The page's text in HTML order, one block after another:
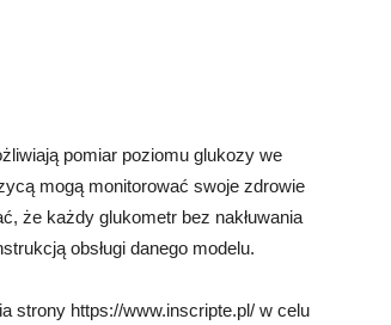
pomiar poziomu glukozy we
mogą monitorować swoje zdrowie
że każdy glukometr bez nakłuwania
obsługi danego modelu.
strony https://www.inscripte.pl/ w celu